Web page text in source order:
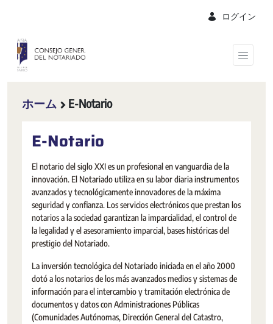
ログイン
ホーム E-Notario
E-Notario
El notario del siglo XXI es un profesional en vanguardia de la
innovación. El Notariado utiliza en su labor diaria instrumentos
avanzados y tecnológicamente innovadores de la máxima
seguridad y confianza. Los servicios electrónicos que prestan los
notarios a la sociedad garantizan la imparcialidad, el control de
la legalidad y el asesoramiento imparcial, bases históricas del
prestigio del Notariado.
La inversión tecnológica del Notariado iniciada en el año 2000
dotó a los notarios de los más avanzados medios y sistemas de
información para el intercambio y tramitación electrónica de
documentos y datos con Administraciones Públicas
(Comunidades Autónomas, Dirección General del Catastro,